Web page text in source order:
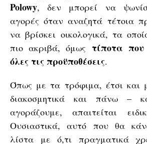
Polowy, δεν μπορεί να
αγορές όταν αναζητά τέτοια
να βρίσκει οικολογικά, τα
πιο ακριβά, όμως τίποτα που
όλες τις προϋποθέσεις.
Όπως με τα τρόφιμα, έτσι και
διακοσμητικά και πάνω –
αγοράζουμε, απαιτείται
Ουσιαστικά, αυτό που θα
λίστα με ό,τι πραγματικά